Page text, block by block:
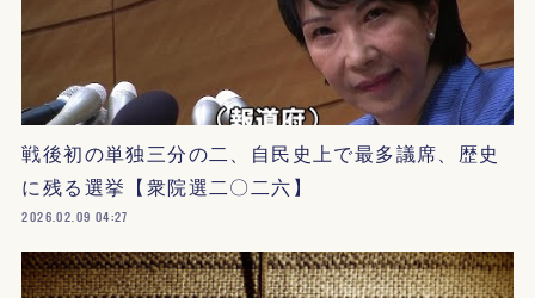
戦後初の単独三分の二、自民史上で最多議席、歴史
に残る選挙【衆院選二〇二六】
2026.02.09 04:27